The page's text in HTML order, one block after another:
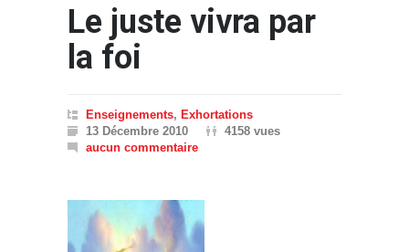
Le juste vivra par
la foi
Enseignements, Exhortations
13 Décembre 2010
4158 vues
aucun commentaire